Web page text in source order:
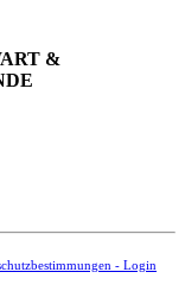
&
- Login